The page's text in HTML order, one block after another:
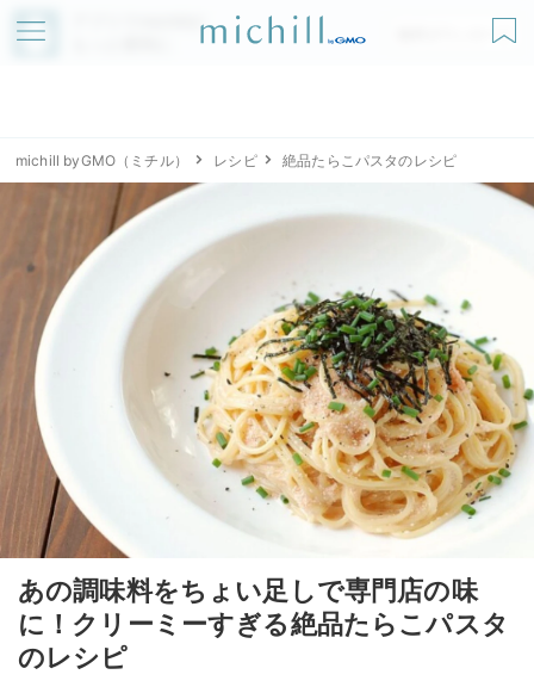
アプリでmichillが
無料ダウンロード
michill byGMO（ミチル） レシピ 絶品たらこパスタのレシピ
あの調味料をちょい足しで専門店の味
に！クリーミーすぎる絶品たらこパスタ
のレシピ